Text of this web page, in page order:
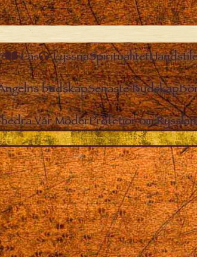
Läs LyssnaSpiritualitet
budskapSenaste Budskap
Vår ModerProfetior om